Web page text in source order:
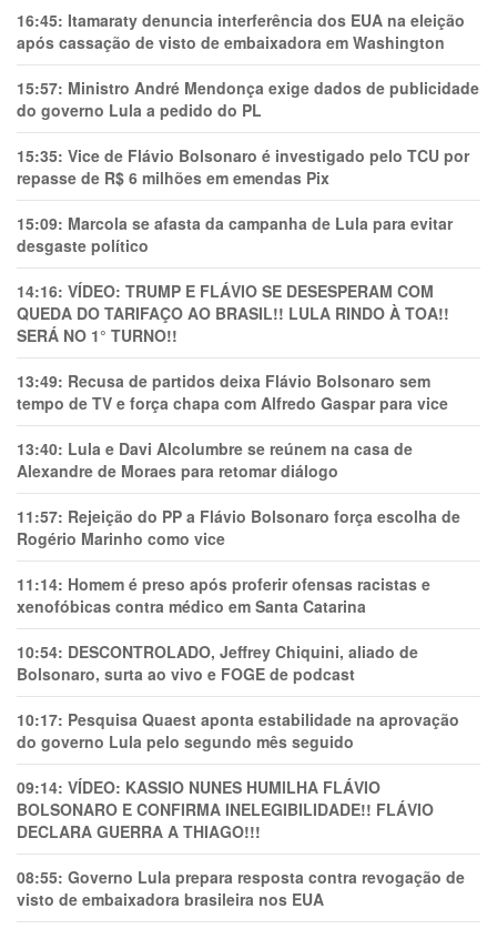
16:45: Itamaraty denuncia interferência dos EUA na eleição
após cassação de visto de embaixadora em Washington
15:57: Ministro André Mendonça exige dados de publicidade
do governo Lula a pedido do PL
15:35: Vice de Flávio Bolsonaro é investigado pelo TCU por
repasse de R$ 6 milhões em emendas Pix
15:09: Marcola se afasta da campanha de Lula para evitar
desgaste político
14:16: VÍDEO: TRUMP E FLÁVIO SE DESESPERAM COM
QUEDA DO TARIFAÇO AO BRASIL!! LULA RINDO À TOA!!
SERÁ NO 1° TURNO!!
13:49: Recusa de partidos deixa Flávio Bolsonaro sem
tempo de TV e força chapa com Alfredo Gaspar para vice
13:40: Lula e Davi Alcolumbre se reúnem na casa de
Alexandre de Moraes para retomar diálogo
11:57: Rejeição do PP a Flávio Bolsonaro força escolha de
Rogério Marinho como vice
11:14: Homem é preso após proferir ofensas racistas e
xenofóbicas contra médico em Santa Catarina
10:54: DESCONTROLADO, Jeffrey Chiquini, aliado de
Bolsonaro, surta ao vivo e FOGE de podcast
10:17: Pesquisa Quaest aponta estabilidade na aprovação
do governo Lula pelo segundo mês seguido
09:14: VÍDEO: KASSIO NUNES HUMlLHA FLÁVIO
BOLSONARO E CONFIRMA INELEGIBILIDADE!! FLÁVIO
DECLARA GUERRA A THIAGO!!!
08:55: Governo Lula prepara resposta contra revogação de
visto de embaixadora brasileira nos EUA